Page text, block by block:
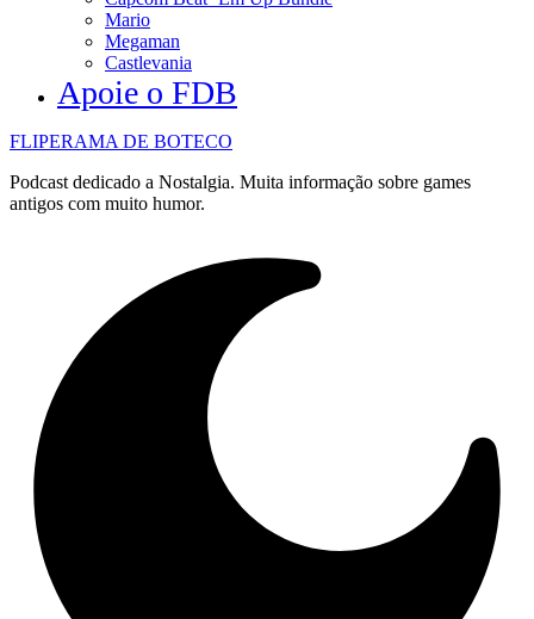
Mario
Megaman
Castlevania
Apoie o FDB
FLIPERAMA DE BOTECO
Podcast dedicado a Nostalgia. Muita informação sobre games
antigos com muito humor.